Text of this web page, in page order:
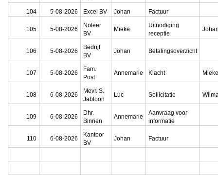
104 5-08-2026 Excel BV Johan Factuur
105 5-08-2026
Noteer
BV
Mieke
Uitnodiging
receptie
106 5-08-2026
Bedrijf
BV
Johan Betalingsoverzicht
107 5-08-2026
Fam.
Post
Annemarie Klacht Mieke
108 6-08-2026
Mevr. S.
Jabloon
Luc Sollicitatie
109 6-08-2026
Dhr.
Binnen
Annemarie
Aanvraag voor
informatie
110 6-08-2026
Kantoor
BV
Johan Factuur